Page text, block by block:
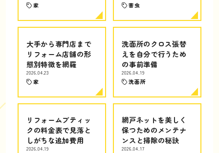
家 害虫
大手から専門店まで
リフォーム店舗の形
態別特徴を網羅
2026.04.23
家
洗面所のクロス張替
えを自分で行うため
の事前準備
2026.04.19
洗面所
リフォームブティッ
クの料金表で見落と
しがちな追加費用
2026.04.19
網戸ネットを美しく
保つためのメンテナ
ンスと掃除の秘訣
2026.04.17